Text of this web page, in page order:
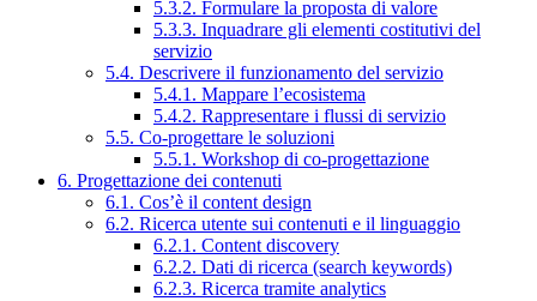
5.3.2. Formulare la proposta di valore
5.3.3. Inquadrare gli elementi costitutivi del
servizio
5.4. Descrivere il funzionamento del servizio
5.4.1. Mappare l’ecosistema
5.4.2. Rappresentare i flussi di servizio
5.5. Co-progettare le soluzioni
5.5.1. Workshop di co-progettazione
6. Progettazione dei contenuti
6.1. Cos’è il content design
6.2. Ricerca utente sui contenuti e il linguaggio
6.2.1. Content discovery
6.2.2. Dati di ricerca (search keywords)
6.2.3. Ricerca tramite analytics